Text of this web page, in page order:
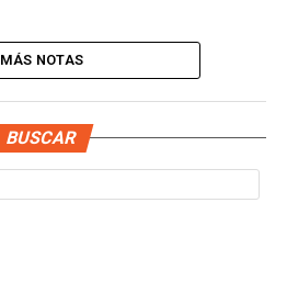
MÁS NOTAS
BUSCAR